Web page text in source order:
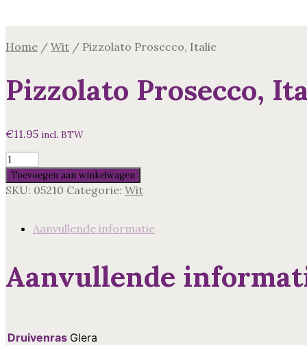
Home / Wit / Pizzolato Prosecco, Italie
Pizzolato Prosecco,
€11.95 incl. BTW
Pizzolato
Prosecco,
Italie
aantal
Toevoegen aan winkelwagen
SKU: 05210 Categorie: Wit
Aanvullende informatie
Aanvullende
Druivenras Glera